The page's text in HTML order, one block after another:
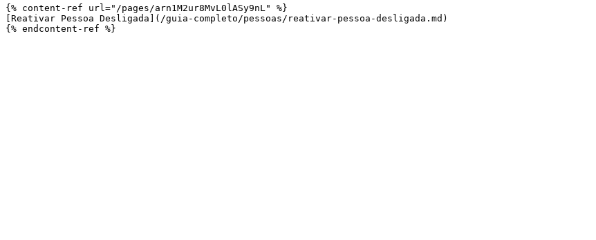
{% content-ref url="/pages/arn1M2ur8MvL0lASy9nL" %}
[Reativar Pessoa Desligada](/guia-completo/pessoas/reativar-pessoa-desligada.md)